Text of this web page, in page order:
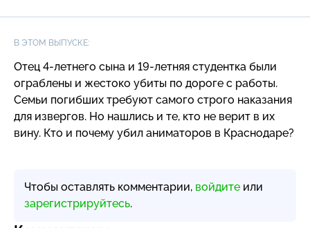
В ЭТОМ ВЫПУСКЕ:
Отец 4-летнего сына и 19-летняя студентка были
ограблены и жестоко убиты по дороге с работы.
Семьи погибших требуют самого строго наказания
для извергов. Но нашлись и те, кто не верит в их
вину. Кто и почему убил аниматоров в Краснодаре?
Чтобы оставлять комментарии, войдите или
зарегистрируйтесь.